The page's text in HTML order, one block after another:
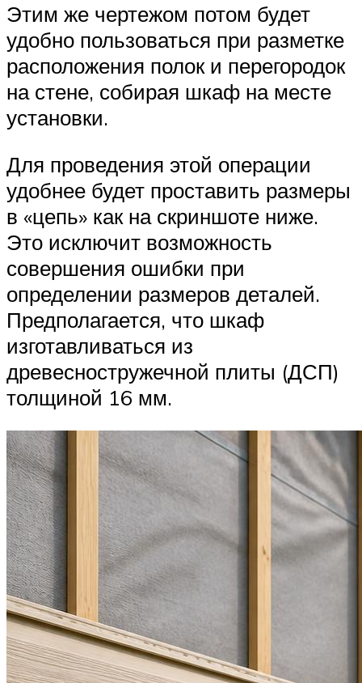
Этим же чертежом потом будет
удобно пользоваться при разметке
расположения полок и перегородок
на стене, собирая шкаф на месте
установки.
Для проведения этой операции
удобнее будет проставить размеры
в «цепь» как на скриншоте ниже.
Это исключит возможность
совершения ошибки при
определении размеров деталей.
Предполагается, что шкаф
изготавливаться из
древесностружечной плиты (ДСП)
толщиной 16 мм.